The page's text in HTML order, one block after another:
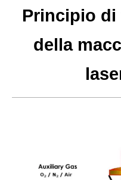
Principio
della